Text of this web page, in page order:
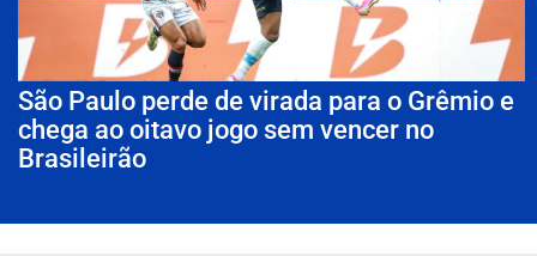
São Paulo perde de virada para o Grêmio e
chega ao oitavo jogo sem vencer no
Brasileirão